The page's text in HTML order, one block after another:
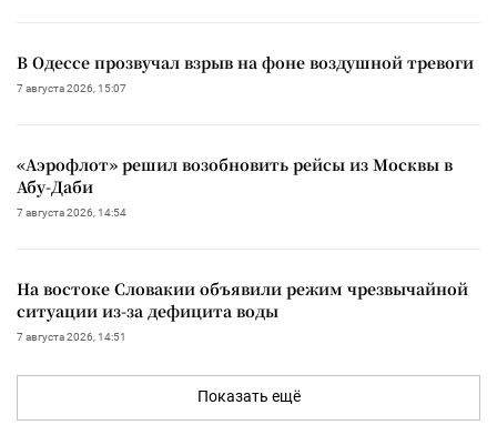
В Одессе прозвучал взрыв на фоне воздушной тревоги
7 августа 2026, 15:07
«Аэрофлот» решил возобновить рейсы из Москвы в
Абу-Даби
7 августа 2026, 14:54
На востоке Словакии объявили режим чрезвычайной
ситуации из-за дефицита воды
7 августа 2026, 14:51
Показать ещё